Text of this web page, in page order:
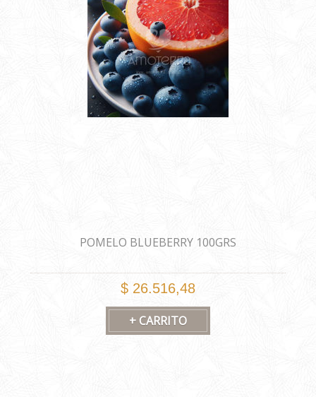
POMELO BLUEBERRY 100GRS
$ 26.516,48